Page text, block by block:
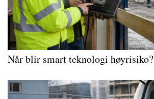
Når blir smart teknologi høyrisiko?